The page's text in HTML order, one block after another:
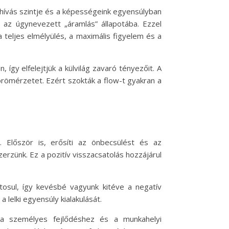
szintje és a képességeink egyensúlyban
úgynevezett „áramlás” állapotába. Ezzel
elmélyülés, a maximális figyelem és a
így elfelejtjük a külvilág zavaró tényezőit. A
Ezért szokták a flow-t gyakran a
Először is, erősíti az önbecsülést és az
Ez a pozitív visszacsatolás hozzájárul
így kevésbé vagyunk kitéve a negatív
lelki egyensúly kialakulását.
fejlődéshez és a munkahelyi